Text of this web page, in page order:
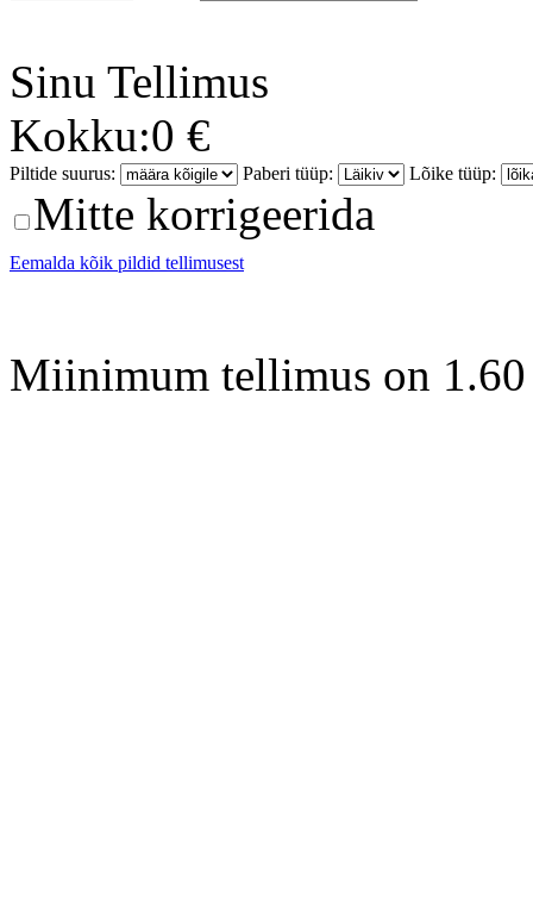
Sinu Tellimus
Kokku:0 €
Piltide suurus: Paberi tüüp: Lõike tüüp:
Mitte korrigeerida
Eemalda kõik pildid tellimusest
Miinimum tellimus on